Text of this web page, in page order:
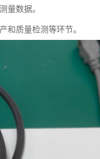
量数据。
和质量检测等环节。